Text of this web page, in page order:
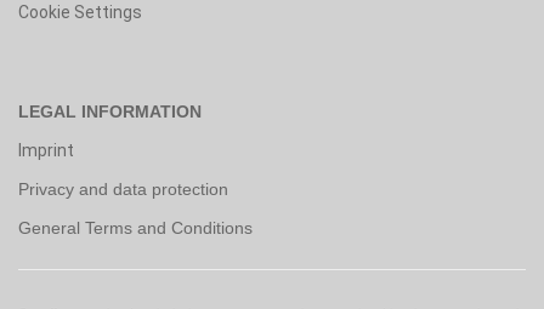
Cookie Settings
LEGAL INFORMATION
Imprint
Privacy and data protection
General Terms and Conditions